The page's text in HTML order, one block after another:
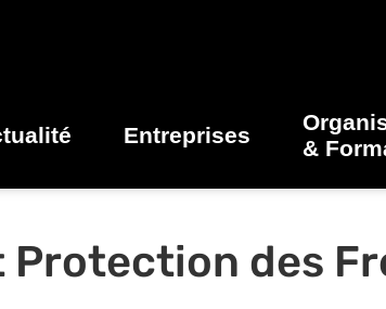
Entreprises
&
des